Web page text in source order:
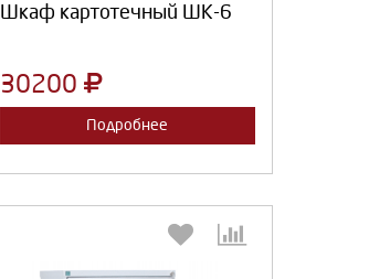
Шкаф картотечный ШК-6
30200
Подробнее